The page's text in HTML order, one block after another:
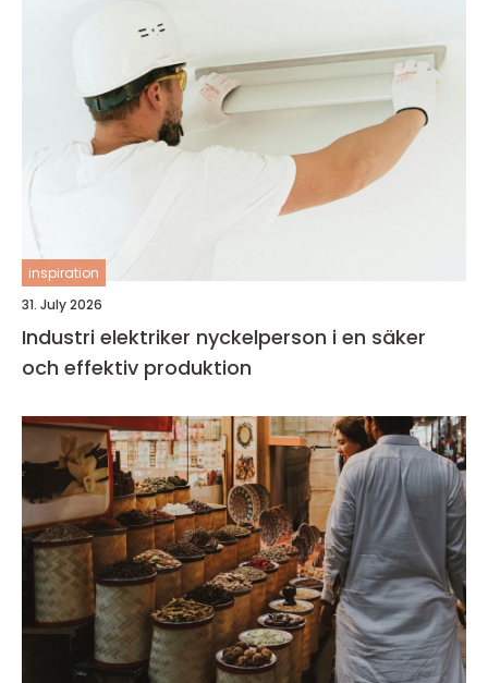
inspiration
31. July 2026
Industri elektriker nyckelperson i en säker
och effektiv produktion